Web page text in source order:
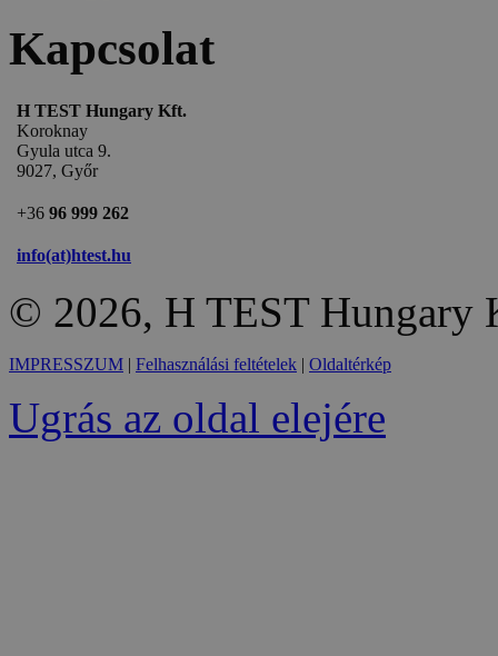
Kapcsolat
H TEST Hungary Kft.
Koroknay
Gyula utca 9.
9027, Győr
+36 96 999 262
info(at)htest.hu
© 2026, H TEST Hungary
IMPRESSZUM | Felhasználási feltételek | Oldaltérkép
Ugrás az oldal elejére